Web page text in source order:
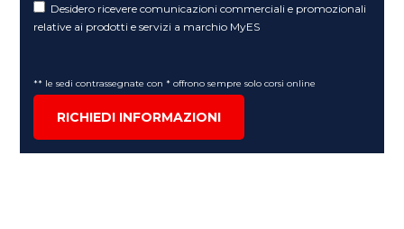
Desidero ricevere comunicazioni commerciali e promozionali
relative ai prodotti e servizi a marchio MyES
** le sedi contrassegnate con * offrono sempre solo corsi online
RICHIEDI INFORMAZIONI